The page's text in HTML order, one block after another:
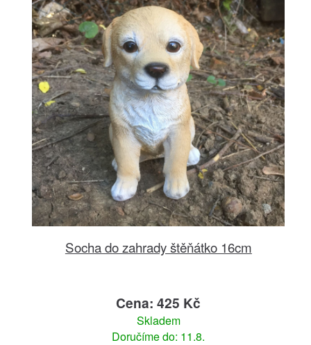
Socha do zahrady štěňátko 16cm
Cena: 425 Kč
Skladem
Doručíme do: 11.8.